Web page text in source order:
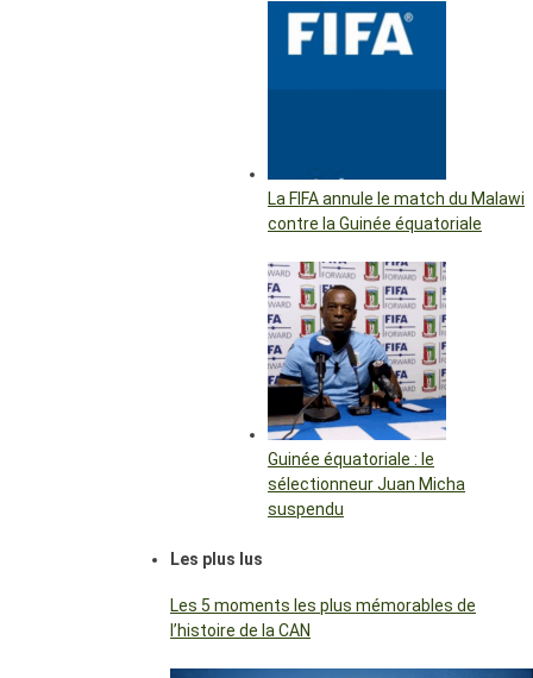
La FIFA annule le match du Malawi
contre la Guinée équatoriale
Guinée équatoriale : le
sélectionneur Juan Micha
suspendu
Les plus lus
Les 5 moments les plus mémorables de
l’histoire de la CAN